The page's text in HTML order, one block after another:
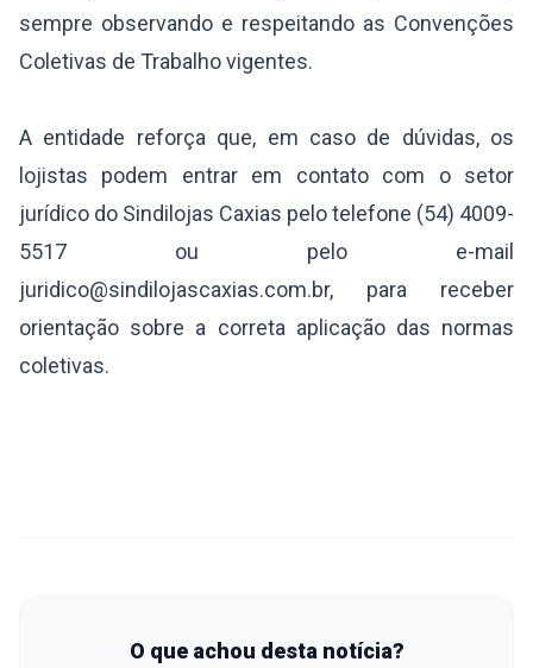
sempre observando e respeitando as Convenções
Coletivas de Trabalho vigentes.
A entidade reforça que, em caso de dúvidas, os
lojistas podem entrar em contato com o setor
jurídico do Sindilojas Caxias pelo telefone (54) 4009-
5517 ou pelo e-mail
juridico@sindilojascaxias.com.br, para receber
orientação sobre a correta aplicação das normas
coletivas.
O que achou desta notícia?